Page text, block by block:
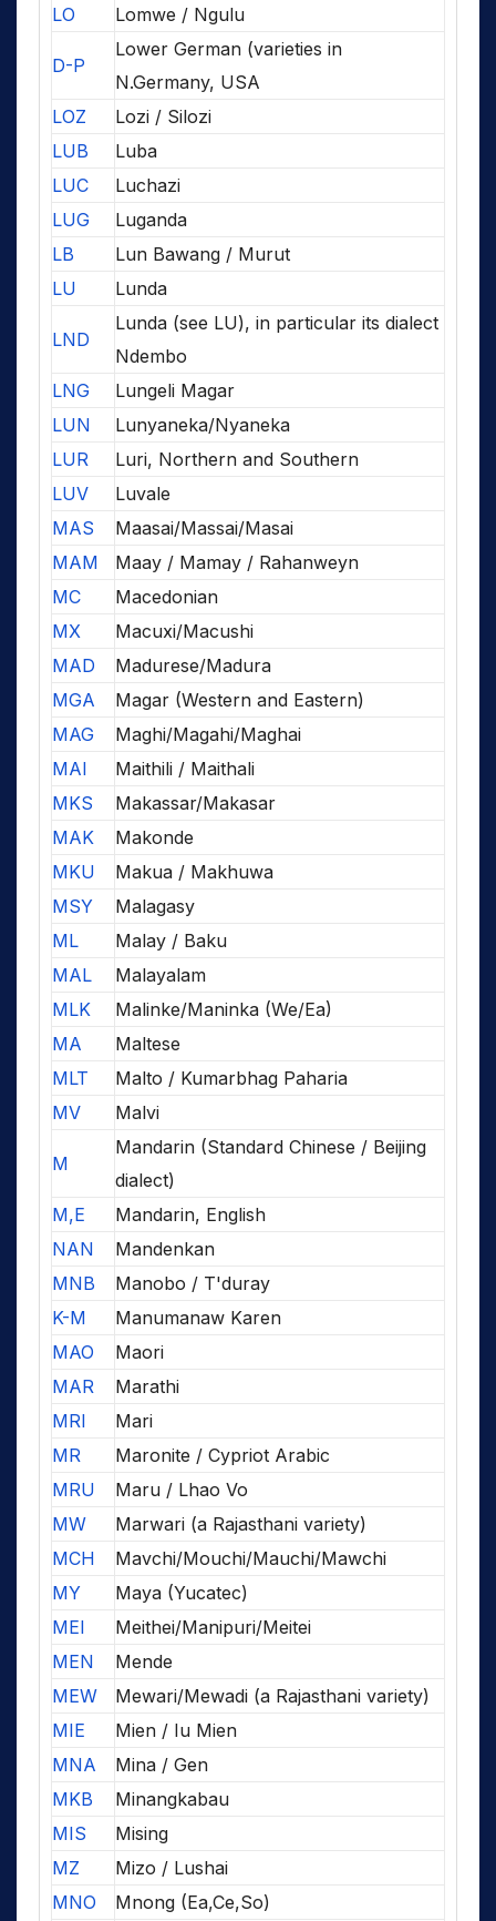
LO
Lomwe / Ngulu
D-P
Lower German (varieties in
N.Germany, USA
LOZ
Lozi / Silozi
LUB
Luba
LUC
Luchazi
LUG
Luganda
LB
Lun Bawang / Murut
LU
Lunda
LND
Lunda (see LU), in particular its dialect
Ndembo
LNG
Lungeli Magar
LUN
Lunyaneka/Nyaneka
LUR
Luri, Northern and Southern
LUV
Luvale
MAS
Maasai/Massai/Masai
MAM
Maay / Mamay / Rahanweyn
MC
Macedonian
MX
Macuxi/Macushi
MAD
Madurese/Madura
MGA
Magar (Western and Eastern)
MAG
Maghi/Magahi/Maghai
MAI
Maithili / Maithali
MKS
Makassar/Makasar
MAK
Makonde
MKU
Makua / Makhuwa
MSY
Malagasy
ML
Malay / Baku
MAL
Malayalam
MLK
Malinke/Maninka (We/Ea)
MA
Maltese
MLT
Malto / Kumarbhag Paharia
MV
Malvi
M
Mandarin (Standard Chinese / Beijing
dialect)
M,E
Mandarin, English
NAN
Mandenkan
MNB
Manobo / T'duray
K-M
Manumanaw Karen
MAO
Maori
MAR
Marathi
MRI
Mari
MR
Maronite / Cypriot Arabic
MRU
Maru / Lhao Vo
MW
Marwari (a Rajasthani variety)
MCH
Mavchi/Mouchi/Mauchi/Mawchi
MY
Maya (Yucatec)
MEI
Meithei/Manipuri/Meitei
MEN
Mende
MEW
Mewari/Mewadi (a Rajasthani variety)
MIE
Mien / Iu Mien
MNA
Mina / Gen
MKB
Minangkabau
MIS
Mising
MZ
Mizo / Lushai
MNO
Mnong (Ea,Ce,So)